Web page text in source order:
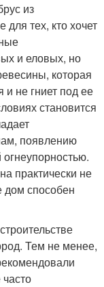
из
тех, кто хочет
и еловых, но
которая
и не гниет под ее
становится
появлению
практически не
дом способен
Тем не менее,